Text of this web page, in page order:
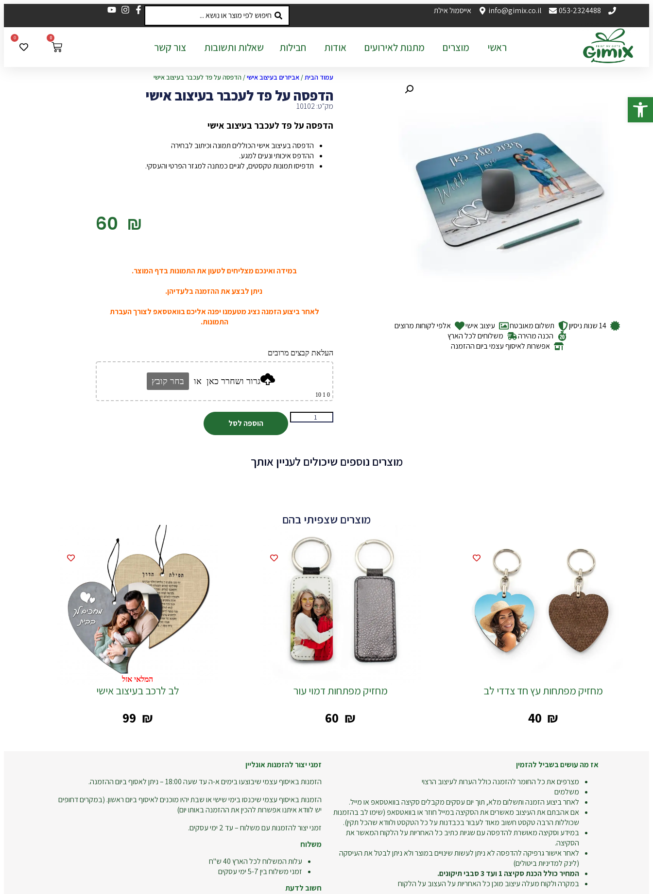
פתח סרגל נגישות
053-2324488
info@gimix.co.il אייסמול אילת
ראשי מוצרים מתנות לאירועים אודות חבילות שאלות ותשובות צור קשר
0
0
14 שנות ניסיון תשלום מאובטח עיצוב אישי
אלפי לקוחות מרוצים
הכנה מהירה
משלוחים לכל הארץ
אפשרות לאיסוף עצמי ביום ההזמנה
עמוד הבית/אביזרים בעיצוב אישי/ הדפסה על פד לעכבר בעיצוב אישי
הדפסה על פד לעכבר בעיצוב אישי
מק"ט: 10102
הדפסה על פד לעכבר בעיצוב אישי
הדפסה בעיצוב אישי הכוללים תמונה וכיתוב לבחירה
ההדפס איכותי ונעים למגע.
תדפיסו תמונות טקסטים, לוגיים כמתנה למגזר הפרטי והעסקי.
‎60 ₪
במידה ואינכם מצליחים לטעון את התמונות בדף המוצר.
ניתן לבצע את ההזמנה בלעדיהן.
לאחר ביצוע הזמנה נציג מטעמנו יפנה אליכם בוואטסאפ לצורך העברת
התמונות.
העלאת קבצים מרובים
גרור ושחרר כאן או בחר קובץ
0
הוספה לסל
מוצרים נוספים שיכולים לעניין אותך
מוצרים שצפיתי בהם
מחזיק מפתחות עץ חד צדדי לב
‎40 ₪
מחזיק מפתחות דמוי עור
‎60 ₪
המלאי אזל
המלאי אזל
לב לרכב בעיצוב אישי
‎99 ₪
אז מה עושים בשביל להזמין
מצרפים את כל החומר להזמנה כולל הערות לעיצוב הרצוי
משלמים
לאחר ביצוע הזמנה ותשלום מלא, תוך יום עסקים מקבלים סקיצה בוואטסאפ או מייל.
אם אהבתם את העיצוב מאשרים את הסקיצה במייל חוזר או בוואטסאפ (שימו לב בהזמנות
שכוללות הרבה טקסט חשוב מאוד לעבור בכבדנות על כל הטקסט ולוודא שהכל תקין).
במידע וסקיצה מאושרת להדפסה עם שגיות כתיב כל האחריות על הלקוח המאשר את
הסקיצה.
לאחר אישור גרפיקה להדפסה לא ניתן לעשות שינויים במוצר ולא ניתן לבטל את העיסקה
(לינק למדיניות ביטולים)
המחיר כולל הכנת סקיצה 1 ועד 3 סבבי תיקונים.
במקרה ולקוח מעלה עיצוב מוכן כל האחריות על העצוב על הלקוח
זמני יצור להזמנות אונליין
הזמנות באיסוף עצמי שיבוצעו בימים א-ה עד שעה 18:00 – ניתן לאסוף ביום ההזמנה.
הזמנות באיסוף עצמי שיכנסו בימי שישי או שבת יהיו מוכנים לאיסוף ביום ראשון. (במקרים דחופים
יש לוודא איתנו אפשרות להכין את ההזמנה באותו יום)
זמני יצור להזמנות עם משלוח – עד 2 ימי עסקים.
משלוח
עלות המשלוח לכל הארץ 40 ש"ח
זמני משלוח בין 5-7 ימי עסקים
חשוב לדעת